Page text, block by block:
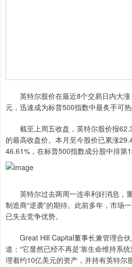
英特尔股价在最近8个交易日内大涨
元，迅速成为标普500指数中最炙手可热
截至上周五收盘，英特尔股价报
的最高收盘价。本月至今股价已累涨
46.61%，在标普500指数成分股中排第
英特尔过去两周一连串利好消息，
制造商“逆袭”的期待。此前多年，市场
已失去竞争优势。
Great Hill Capital董事长兼管理合伙
道：“它显然已经不再是‘靠生命维持系
理着约10亿美元的资产，并持有英特尔